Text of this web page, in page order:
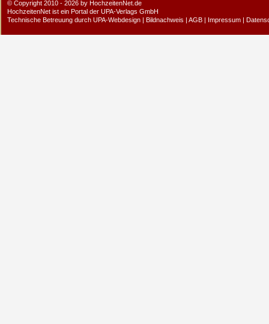
© Copyright 2010 - 2026 by HochzeitenNet.de
HochzeitenNet ist ein Portal der UPA-Verlags GmbH
Technische Betreuung durch UPA-Webdesign | Bildnachweis | AGB | Impressum |